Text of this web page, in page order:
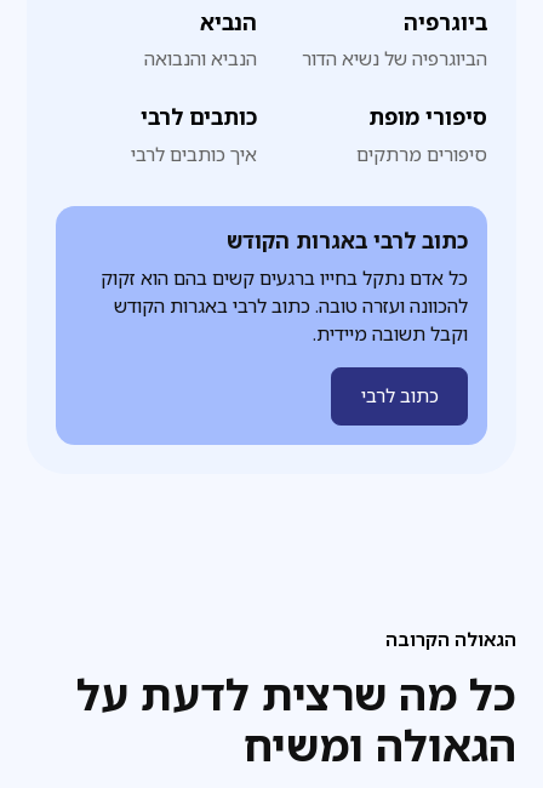
ביוגרפיה
הביוגרפיה של נשיא הדור
הנביא
הנביא והנבואה
סיפורי מופת
סיפורים מרתקים
כותבים לרבי
איך כותבים לרבי
כתוב לרבי באגרות הקודש
כל אדם נתקל בחייו ברגעים קשים בהם הוא זקוק
להכוונה ועזרה טובה. כתוב לרבי באגרות הקודש
וקבל תשובה מיידית.
כתוב לרבי
הגאולה הקרובה
כל מה שרצית לדעת על
הגאולה ומשיח